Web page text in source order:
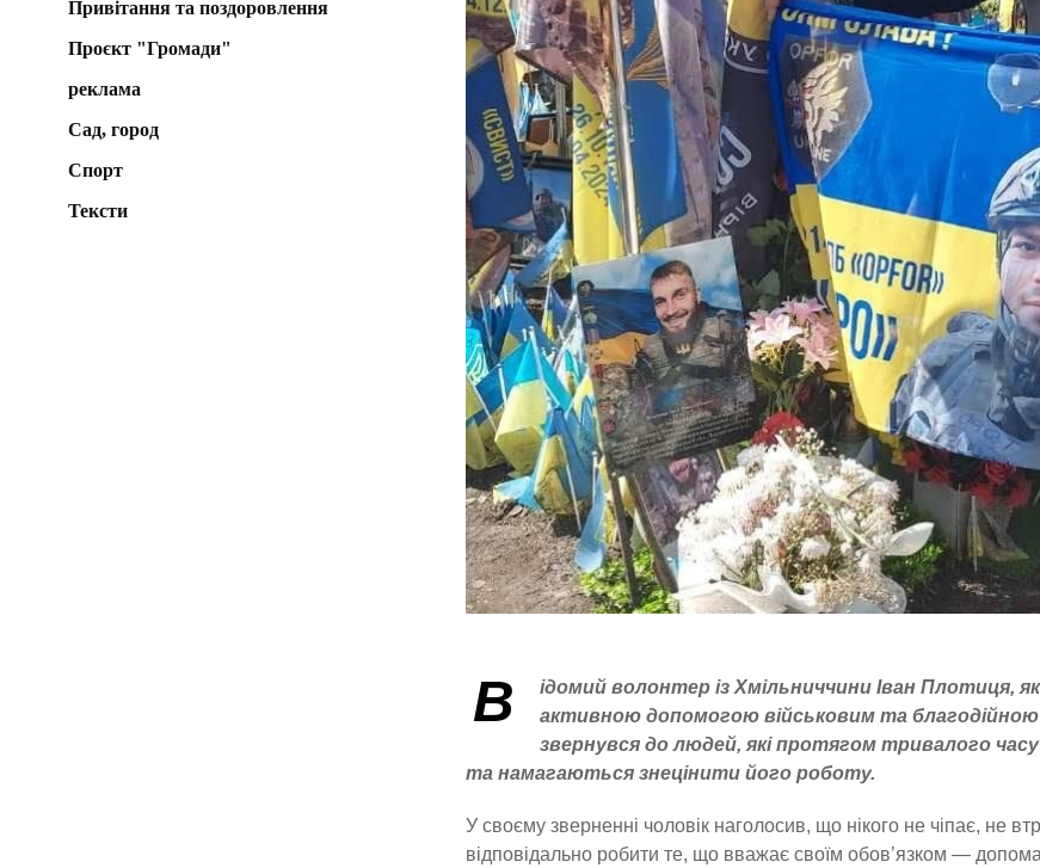
В
ідомий волонтер із Хмільниччини Іван Плотиця,
активною допомогою військовим та благодійною
звернувся до людей, які протягом тривалого
та намагаються знецінити його роботу.
У своєму зверненні чоловік наголосив, що нікого не чіпає, не
відповідально робити те, що вважає своїм обов’язком —
Привітання та поздоровлення
Проєкт "Громади"
реклама
Сад, город
Спорт
Тексти